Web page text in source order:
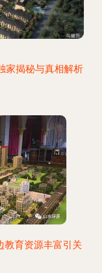
家揭秘与真相解析
教育资源丰富引关